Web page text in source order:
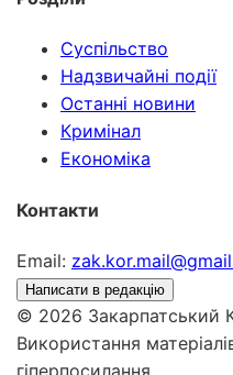
Суспільство
Надзвичайні події
Останні новини
Кримінал
Економіка
Контакти
Email:
Написати в редакцію
© 2026 Закарпатський
Використання
гіперпосилання.